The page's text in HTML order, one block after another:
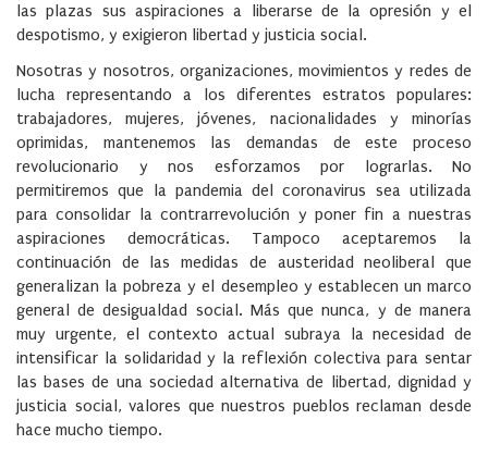
las plazas sus aspiraciones a liberarse de la opresión y el
despotismo, y exigieron libertad y justicia social.
Nosotras y nosotros, organizaciones, movimientos y redes de
lucha representando a los diferentes estratos populares:
trabajadores, mujeres, jóvenes, nacionalidades y minorías
oprimidas, mantenemos las demandas de este proceso
revolucionario y nos esforzamos por lograrlas. No
permitiremos que la pandemia del coronavirus sea utilizada
para consolidar la contrarrevolución y poner fin a nuestras
aspiraciones democráticas. Tampoco aceptaremos la
continuación de las medidas de austeridad neoliberal que
generalizan la pobreza y el desempleo y establecen un marco
general de desigualdad social. Más que nunca, y de manera
muy urgente, el contexto actual subraya la necesidad de
intensificar la solidaridad y la reflexión colectiva para sentar
las bases de una sociedad alternativa de libertad, dignidad y
justicia social, valores que nuestros pueblos reclaman desde
hace mucho tiempo.